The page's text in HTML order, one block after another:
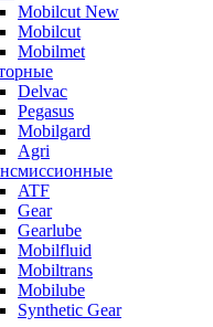
Mobilcut New
Mobilcut
Mobilmet
Delvac
Pegasus
Mobilgard
Agri
ATF
Gear
Gearlube
Mobilfluid
Mobiltrans
Mobilube
Synthetic Gear